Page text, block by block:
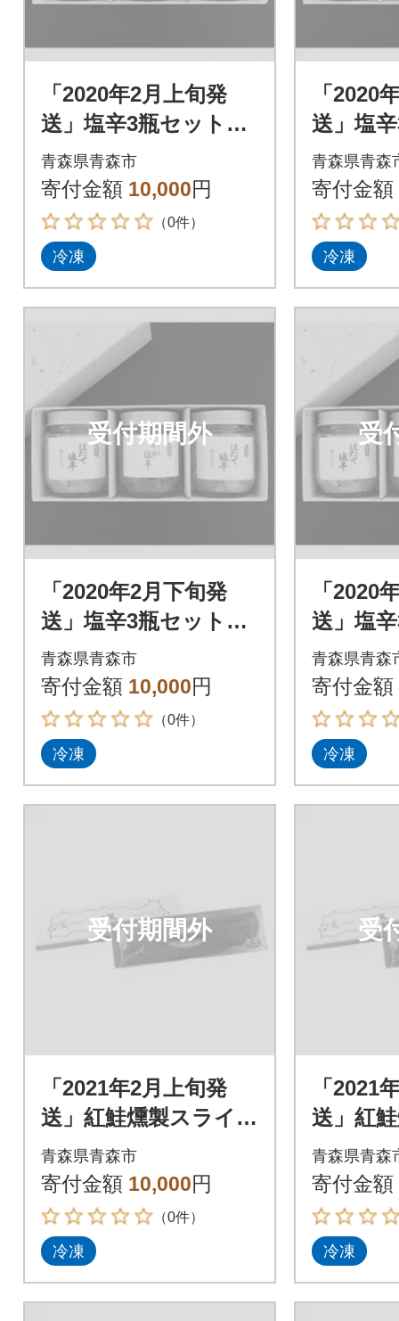
「2020年2月上旬発
送」塩辛3瓶セット_A
156
青森県青森市
寄付金額 10,000円
（0件）
冷凍
「2020
送」塩
156
青森県青森
寄付金額
冷凍
受付期間外
「2020年2月下旬発
送」塩辛3瓶セット_A
156
青森県青森市
寄付金額 10,000円
（0件）
冷凍
受
「2020
送」塩
156
青森県青森
寄付金額
冷凍
受付期間外
「2021年2月上旬発
送」紅鮭燻製スライス
300g(化粧箱入り)_A1
55
青森県青森市
寄付金額 10,000円
（0件）
冷凍
受
「2021
送」紅
300g(化
55
青森県青森
寄付金額
冷凍